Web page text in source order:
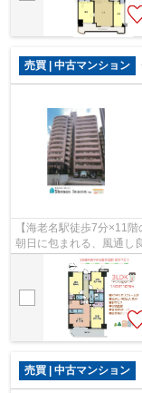
売買 | 中古マンション
【海老名駅徒歩7分×11
朝日に包まれる、風通し
条件がそろったお住まい
売買 | 中古マンション